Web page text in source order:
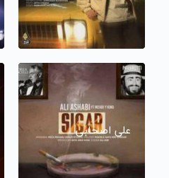
علی اصحابی